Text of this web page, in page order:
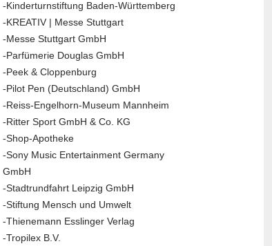
-Kinderturnstiftung Baden-Württemberg
-KREATIV | Messe Stuttgart
-Messe Stuttgart GmbH
-Parfümerie Douglas GmbH
-Peek & Cloppenburg
-Pilot Pen (Deutschland) GmbH
-Reiss-Engelhorn-Museum Mannheim
-Ritter Sport GmbH & Co. KG
-Shop-Apotheke
-Sony Music Entertainment Germany
GmbH
-Stadtrundfahrt Leipzig GmbH
-Stiftung Mensch und Umwelt
-Thienemann Esslinger Verlag
-Tropilex B.V.